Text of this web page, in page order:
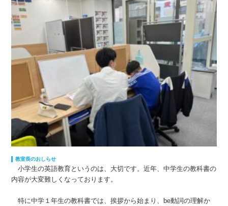
教室長のおしらせ
小学生の英語教育というのは、大切です。近年、中学生の教科書の
内容が大変難しくなっております。
特に中学１年生の教科書では、挨拶から始まり、be動詞の理解か